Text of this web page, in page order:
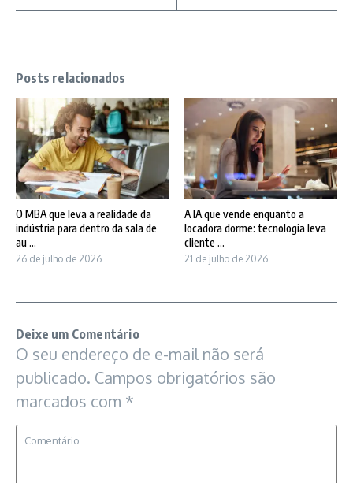
Posts relacionados
O MBA que leva a realidade da
indústria para dentro da sala de
au ...
26 de julho de 2026
A IA que vende enquanto a
locadora dorme: tecnologia leva
cliente ...
21 de julho de 2026
Deixe um Comentário
O seu endereço de e-mail não será
publicado. Campos obrigatórios são
marcados com *